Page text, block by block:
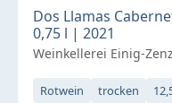
Dos Llamas
0,75 l | 2021
Weinkellerei Einig-
Rotwein trocken